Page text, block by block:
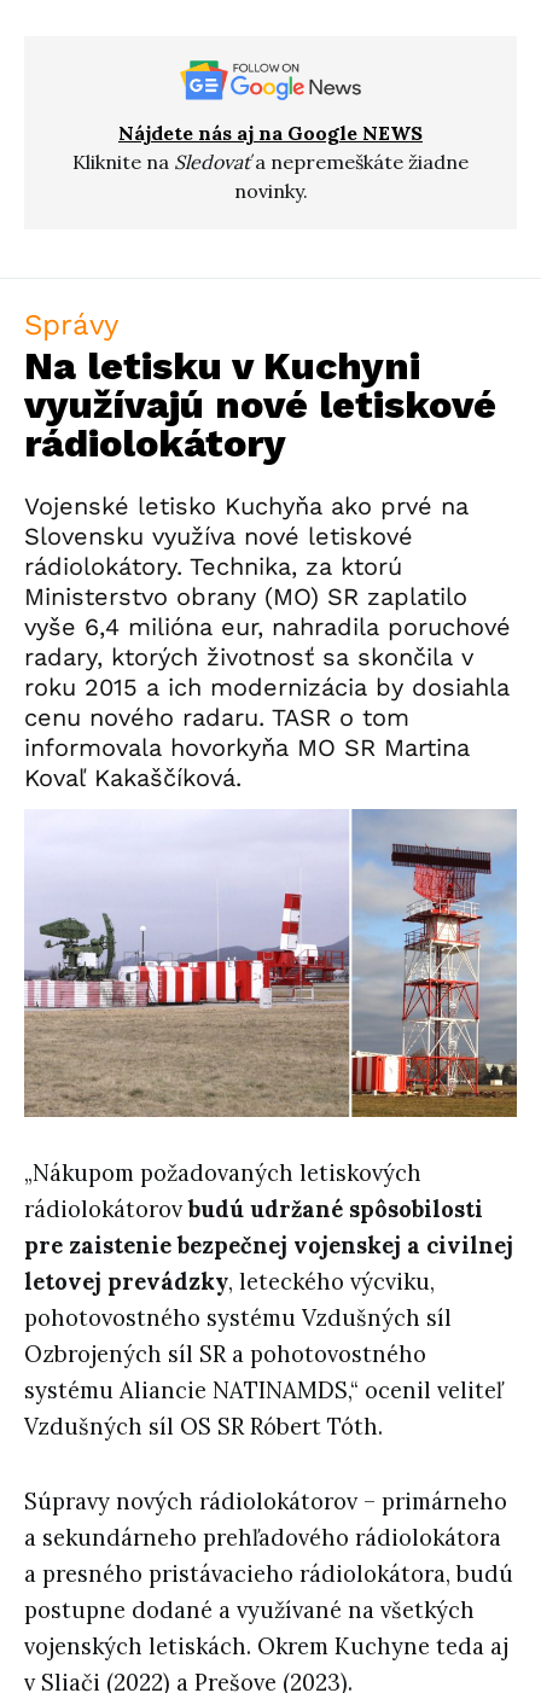
Nájdete nás aj na Google NEWS
Kliknite na Sledovaťa nepremeškáte žiadne
novinky.
Správy
Na letisku v Kuchyni
využívajú nové letiskové
rádiolokátory
Vojenské letisko Kuchyňa ako prvé na
Slovensku využíva nové letiskové
rádiolokátory. Technika, za ktorú
Ministerstvo obrany (MO) SR zaplatilo
vyše 6,4 milióna eur, nahradila poruchové
radary, ktorých životnosť sa skončila v
roku 2015 a ich modernizácia by dosiahla
cenu nového radaru. TASR o tom
informovala hovorkyňa MO SR Martina
Kovaľ Kakaščíková.
„Nákupom požadovaných letiskových
rádiolokátorovbudú udržané spôsobilosti
pre zaistenie bezpečnej vojenskej a civilnej
letovej prevádzky, leteckého výcviku,
pohotovostného systému Vzdušných síl
Ozbrojených síl SR a pohotovostného
systému Aliancie NATINAMDS,“ ocenil veliteľ
Vzdušných síl OS SR Róbert Tóth.
Súpravy nových rádiolokátorov – primárneho
a sekundárneho prehľadového rádiolokátora
a presného pristávacieho rádiolokátora, budú
postupne dodané a využívané na všetkých
vojenských letiskách. Okrem Kuchyne teda aj
v Sliači (2022) a Prešove (2023).